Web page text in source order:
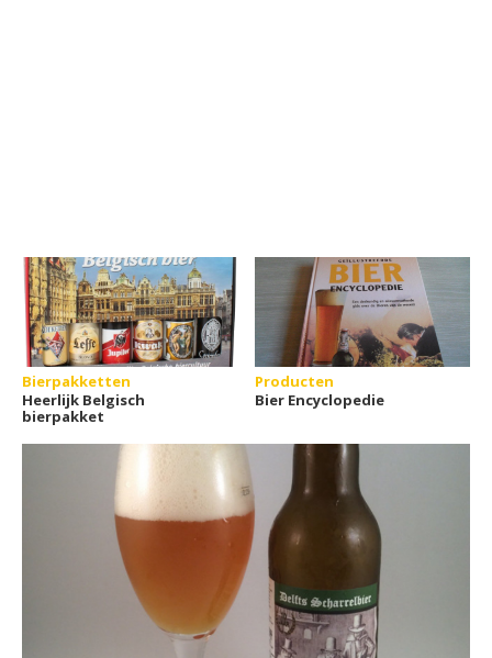
Bierpakketten
Heerlijk Belgisch
bierpakket
Producten
Bier Encyclopedie